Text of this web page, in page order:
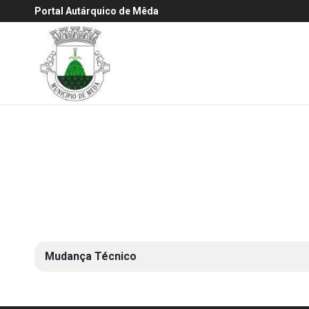
Portal Autárquico de Mêda
Mudança Técnico